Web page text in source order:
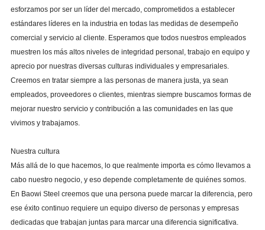
esforzamos por ser un líder del mercado, comprometidos a establecer
estándares líderes en la industria en todas las medidas de desempeño
comercial y servicio al cliente. Esperamos que todos nuestros empleados
muestren los más altos niveles de integridad personal, trabajo en equipo y
aprecio por nuestras diversas culturas individuales y empresariales.
Creemos en tratar siempre a las personas de manera justa, ya sean
empleados, proveedores o clientes, mientras siempre buscamos formas de
mejorar nuestro servicio y contribución a las comunidades en las que
vivimos y trabajamos.
Nuestra cultura
Más allá de lo que hacemos, lo que realmente importa es cómo llevamos a
cabo nuestro negocio, y eso depende completamente de quiénes somos.
En Baowi Steel creemos que una persona puede marcar la diferencia, pero
ese éxito continuo requiere un equipo diverso de personas y empresas
dedicadas que trabajan juntas para marcar una diferencia significativa.